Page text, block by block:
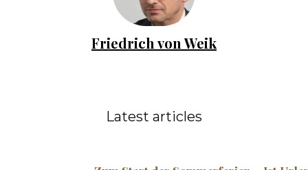
Friedrich von Weik
Latest articles